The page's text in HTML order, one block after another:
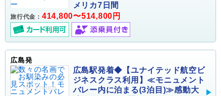
メリカ7日間
旅行代金： 414,800〜514,800円
広島発
広島駅発着◆【ユナイテッド航空ビ
ジネスクラス利用】≪モニュメント
バレー内に泊まる(3泊目)≫感動大